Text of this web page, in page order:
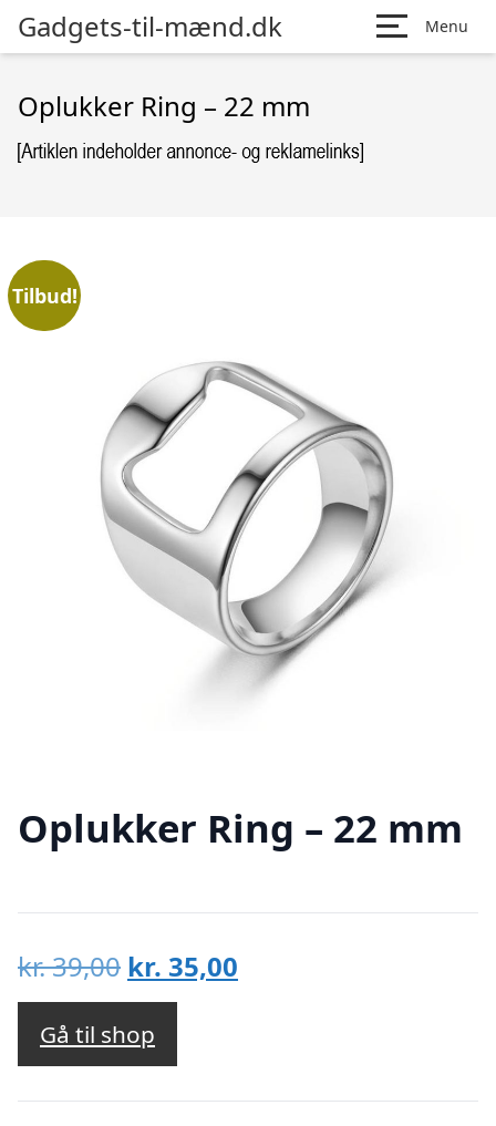
Gadgets-til-mænd.dk Menu
Oplukker Ring – 22 mm
Tilbud!
Oplukker Ring – 22 mm
kr.39,00 Den
oprindelige
pris
var:
kr. 39,00.
kr. 35,00
kr. 35,00.
Gå til shop